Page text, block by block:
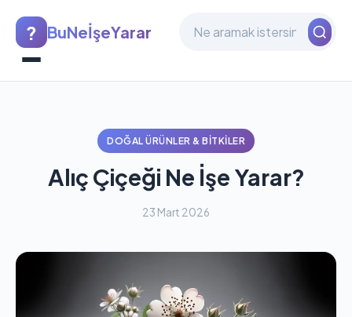
? BuNeİşeYarar
DOĞAL ÜRÜNLER & BITKILER
Alıç Çiçeği Ne İşe Yarar?
23 Mart 2026